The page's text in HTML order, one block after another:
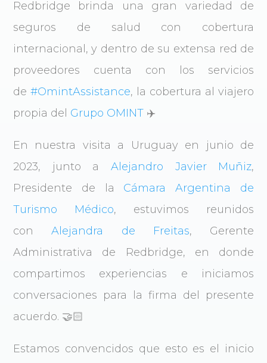
Redbridge brinda una gran variedad de
seguros de salud con cobertura
internacional, y dentro de su extensa red de
proveedores cuenta con los servicios
de #OmintAssistance, la cobertura al viajero
propia del Grupo OMINT✈️
En nuestra visita a Uruguay en junio de
2023, junto a Alejandro Javier Muñiz,
Presidente de la Cámara Argentina de
Turismo Médico, estuvimos reunidos
conAlejandra de Freitas, Gerente
Administrativa de Redbridge, en donde
compartimos experiencias e iniciamos
conversaciones para la firma del presente
acuerdo. 🤝🏻
Estamos convencidos que esto es el inicio